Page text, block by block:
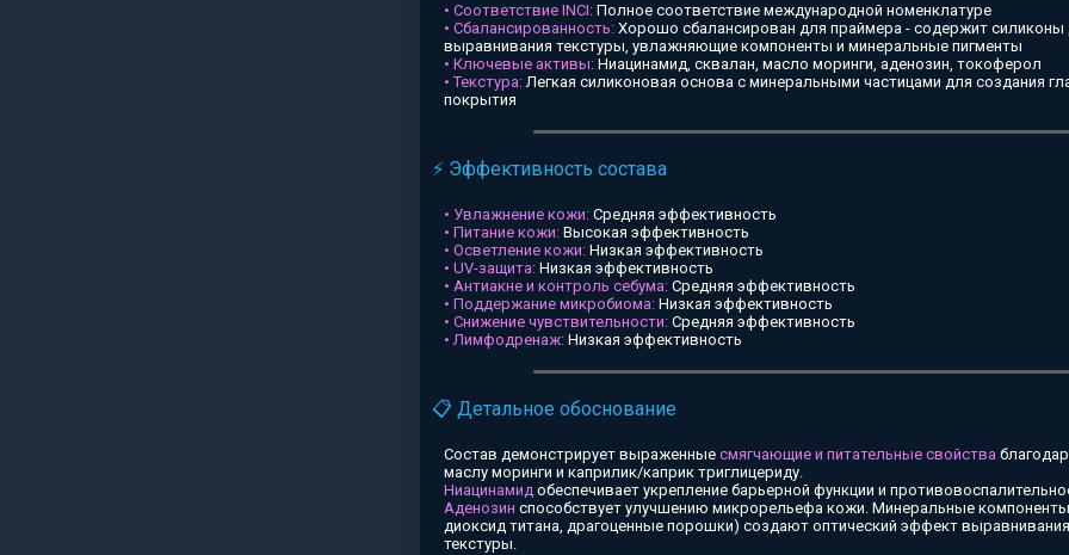
• Соответствие INCI: Полное соответствие международной номенклатуре
• Сбалансированность: Хорошо сбалансирован для праймера - содержит силиконы
выравнивания текстуры, увлажняющие компоненты и минеральные пигменты
• Ключевые активы: Ниацинамид, сквалан, масло моринги, аденозин, токоферол
• Текстура:Легкая силиконовая основа с минеральными частицами для создания
покрытия
⚡ Эффективность состава
• Увлажнение кожи: Средняя эффективность
• Питание кожи: Высокая эффективность
• Осветление кожи: Низкая эффективность
• UV-защита: Низкая эффективность
• Антиакне и контроль себума: Средняя эффективность
• Поддержание микробиома: Низкая эффективность
• Снижение чувствительности: Средняя эффективность
• Лимфодренаж: Низкая эффективность
📋 Детальное обоснование
Состав демонстрирует выраженные смягчающие и питательные свойства
маслу моринги и каприлик/каприк триглицериду.
Ниацинамид обеспечивает укрепление барьерной функции и
Аденозин способствует улучшению микрорельефа кожи. Минеральные
диоксид титана, драгоценные порошки) создают оптический эффект
текстуры.